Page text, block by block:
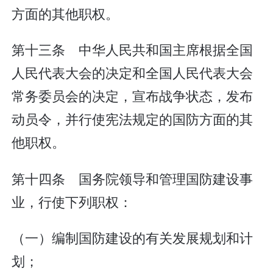
方面的其他职权。
第十三条 中华人民共和国主席根据全国
人民代表大会的决定和全国人民代表大会
常务委员会的决定，宣布战争状态，发布
动员令，并行使宪法规定的国防方面的其
他职权。
第十四条 国务院领导和管理国防建设事
业，行使下列职权：
（一）编制国防建设的有关发展规划和计
划；